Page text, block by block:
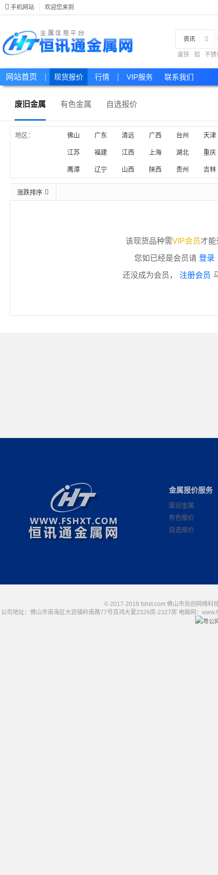
手机网站 欢迎您来到
资讯
现货
废铁 铝 不锈
网站首页 现货报价 行情 VIP服务 联系我们
废旧金属 有色金属 自选报价
地区： 佛山 广东 清远 广西 台州 天津
江苏 福建 江西 上海 湖北 重庆
鹰潭 辽宁 山西 陕西 贵州 吉林
涨跌排序
该现货品种需VIP会员才能
您如已经是会员请 登录
还没成为会员， 注册会员
金属报价服务
废旧金属
有色报价
自选报价
© 2017-2019 fshxt.com 佛山市兆创网络科
公司地址：佛山市南海区大沥镇岭南路77号百鸿大夏2326房-2327房 电脑网：
粤公